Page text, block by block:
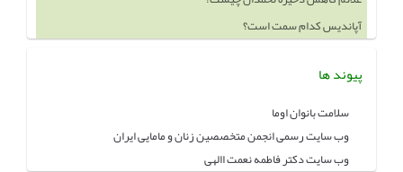
آپاندیس کدام سمت است؟
پیوند ها
سلامت بانوان اوما
وب سایت رسمی انجمن متخصصین زنان و مامایی ایران
وب سایت دکتر فاطمه نعمت االهی